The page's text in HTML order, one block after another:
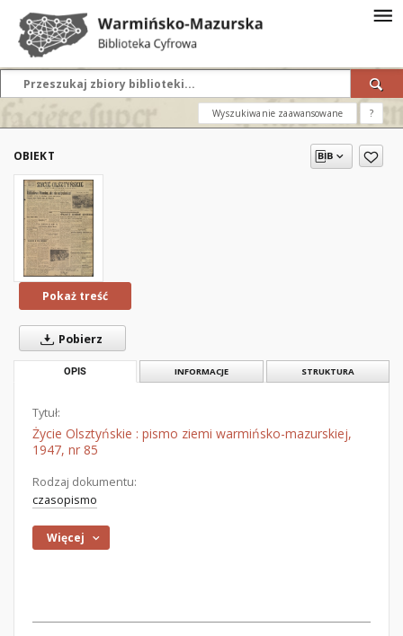
Wyszukiwanie zaawansowane ?
OBIEKT
Pokaż treść
Pobierz
OPIS INFORMACJE STRUKTURA
Tytuł:
Życie Olsztyńskie : pismo ziemi warmińsko-mazurskiej,
1947, nr 85
Rodzaj dokumentu:
czasopismo
Więcej